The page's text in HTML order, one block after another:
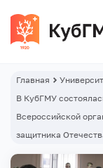
Главная
В КубГМУ
Всероссийской
защитника